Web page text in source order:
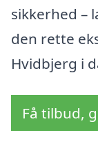
sikkerhed –
den rette
Hvidbjerg i
Få tilbud,